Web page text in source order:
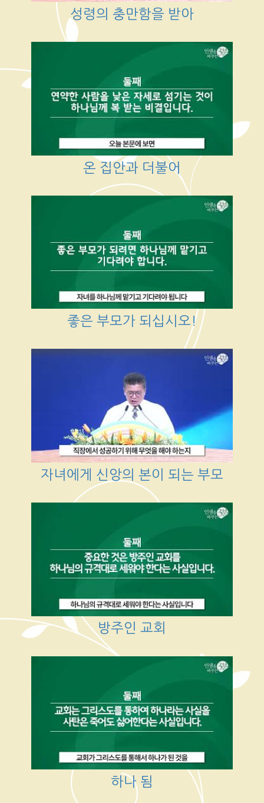
성령의 충만함을 받아
온 집안과 더불어
좋은 부모가 되십시오!
자녀에게 신앙의 본이 되는 부모
방주인 교회
하나 됨